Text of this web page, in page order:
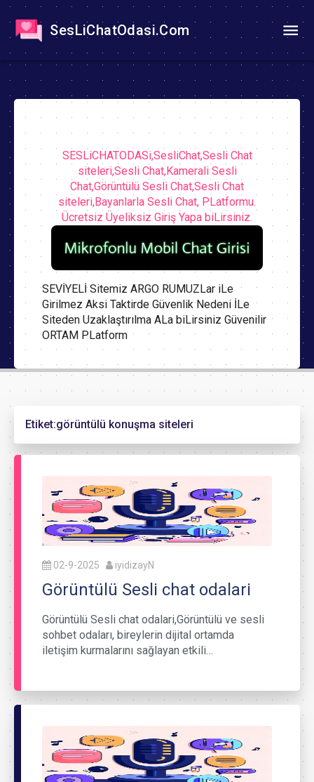
SesLiChatOdasi.Com
SESLiCHATODASi,SesliChat,Sesli Chat
siteleri,Sesli Chat,Kamerali Sesli
Chat,Görüntülü Sesli Chat,Sesli Chat
siteleri,Bayanlarla Sesli Chat, PLatformu.
Ücretsiz Üyeliksiz Giriş Yapa biLirsiniz.
SEVİYELİ Sitemiz ARGO RUMUZLar iLe
Girilmez Aksi Taktirde Güvenlik Nedeni İLe
Siteden Uzaklaştırılma ALa biLirsiniz Güvenilir
ORTAM PLatform
Etiket:görüntülü konuşma siteleri
02-9-2025 iyidizayN
Görüntülü Sesli chat odalari
Görüntülü Sesli chat odalari,Görüntülü ve sesli
sohbet odaları, bireylerin dijital ortamda
iletişim kurmalarını sağlayan etkili…